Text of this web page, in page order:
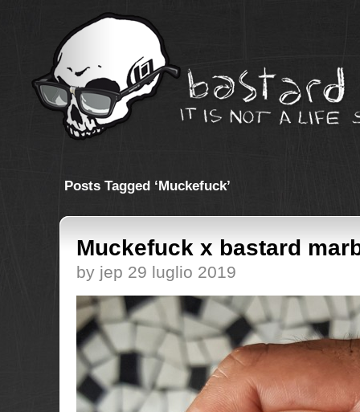
Posts Tagged ‘Muckefuck’
Muckefuck x bastard
by jep 29 luglio 2019